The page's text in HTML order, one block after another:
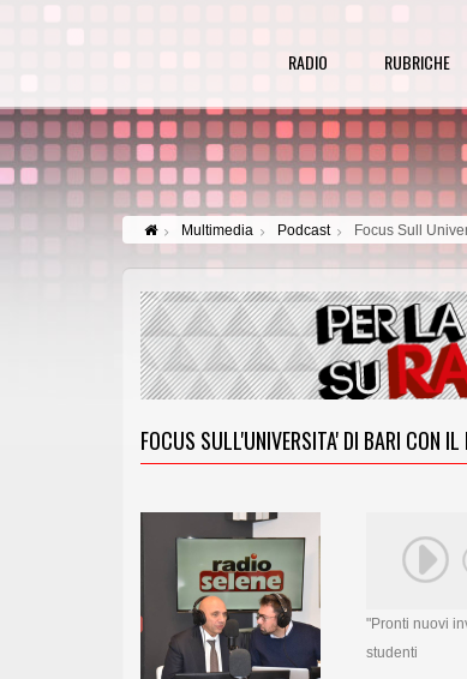
RADIO RUBRICHE
Multimedia Podcast Focus Sull
FOCUS SULL'UNIVERSITA' DI BARI CON
"Pronti nuovi
studenti